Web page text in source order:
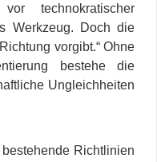
technokratischer
Werkzeug. Doch die
vorgibt.“ Ohne
bestehe die
Ungleichheiten
Richtlinien